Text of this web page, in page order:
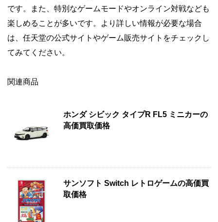
です。また、特別なゲームモードやオンライン対戦なども
楽しめることが多いです。より詳しい情報が必要な場合
は、任天堂の公式サイトやゲーム販売サイトをチェックし
てみてください。
関連商品
ホンダ シビック タイプR FL5 ミニカーの
高価買取価格
サンソフト Switch レトロゲームの高価買
取価格